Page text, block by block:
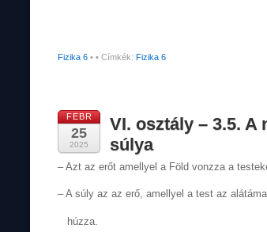
Fizika 6 • • Címkék: Fizika 6
FEBR
25
2025
VI. osztály – 3.5. A
súlya
– Azt az erőt amellyel a Föld vonzza a
– A súly az az erő, amellyel a test az
húzza.